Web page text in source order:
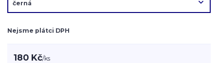
Nejsme plátci DPH
180 Kč/ks